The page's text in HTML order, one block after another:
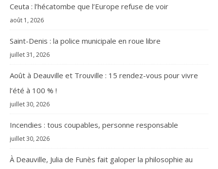
Ceuta : l’hécatombe que l’Europe refuse de voir
août 1, 2026
Saint-Denis : la police municipale en roue libre
juillet 31, 2026
Août à Deauville et Trouville : 15 rendez-vous pour vivre
l’été à 100 % !
juillet 30, 2026
Incendies : tous coupables, personne responsable
juillet 30, 2026
À Deauville, Julia de Funès fait galoper la philosophie au